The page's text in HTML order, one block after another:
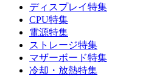
ディスプレイ特集
CPU特集
電源特集
ストレージ特集
マザーボード特集
冷却・放熱特集